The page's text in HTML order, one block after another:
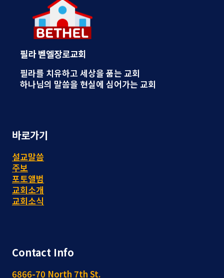
필라 벧엘장로교회
필라를 치유하고 세상을 품는 교회
하나님의 말씀을 현실에 심어가는 교회
바로가기
설교말씀
주보
포토앨범
교회소개
교회소식
Contact Info
6866-70 North 7th St.